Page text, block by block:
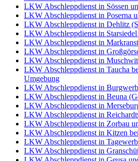
LKW Abschleppdienst in Sössen
LKW Abschleppdienst in Poserna
LKW Abschleppdienst in Dehlitz
LKW Abschleppdienst in
LKW Abschleppdienst in
LKW Abschleppdienst in
LKW Abschleppdienst in
LKW Abschleppdienst in Taucha
Umgebung
LKW Abschleppdienst in
LKW Abschleppdienst in Beuna
LKW Abschleppdienst in
LKW Abschleppdienst in
LKW Abschleppdienst in Zorbau
LKW Abschleppdienst in Kitzen
LKW Abschleppdienst in
LKW Abschleppdienst in